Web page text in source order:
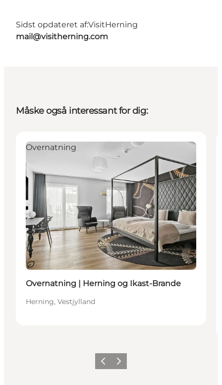
Sidst opdateret af:VisitHerning
mail@visitherning.com
Måske også interessant for dig:
Bæredygtige oplevelser
Overnatning
Overnatning | Herning og Ikast-Brande
Herning, Vestjylland
Forrige billede
Næste billede